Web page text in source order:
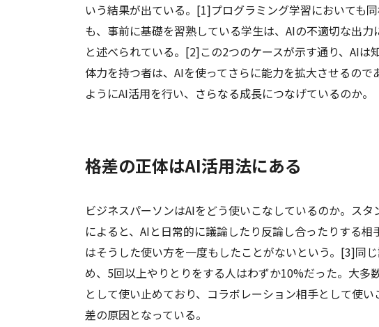
いう結果が出ている。[1]プログラミング学習においても
も、事前に基礎を習熟している学生は、AIの不適切な出
と述べられている。[2]この2つのケースが示す通り、AI
体力を持つ者は、AIを使ってさらに能力を拡大させるの
ようにAI活用を行い、さらなる成長につなげているのか。
格差の正体はAI活用法にある
ビジネスパーソンはAIをどう使いこなしているのか。ス
によると、AIと日常的に議論したり反論し合ったりする
はそうした使い方を一度もしたことがないという。[3]同
め、5回以上やりとりをする人はわずか10%だった。大
として使い止めており、コラボレーション相手として使
差の原因となっている。